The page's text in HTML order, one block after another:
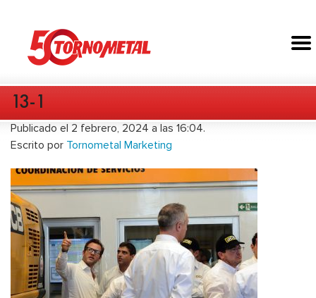
13-1
Publicado el 2 febrero, 2024 a las 16:04.
Escrito por Tornometal Marketing